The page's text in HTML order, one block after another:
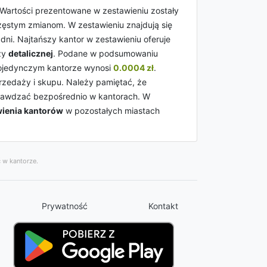
prezentowane w zestawieniu zostały
zmianom. W zestawieniu znajdują się
Najtańszy kantor w zestawieniu oferuje
detalicznej. Podane w podsumowaniu
kantorze wynosi 0.0004 zł.
i skupu. Należy pamiętać, że
bezpośrednio w kantorach. W
kantorów w pozostałych miastach
w kantorze.
Prywatność Kontakt